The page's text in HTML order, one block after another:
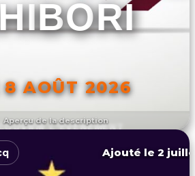
Aperçu de la description
8 AOÛT 2026
L'ÉVÉNEMENT
Ajouté le 2